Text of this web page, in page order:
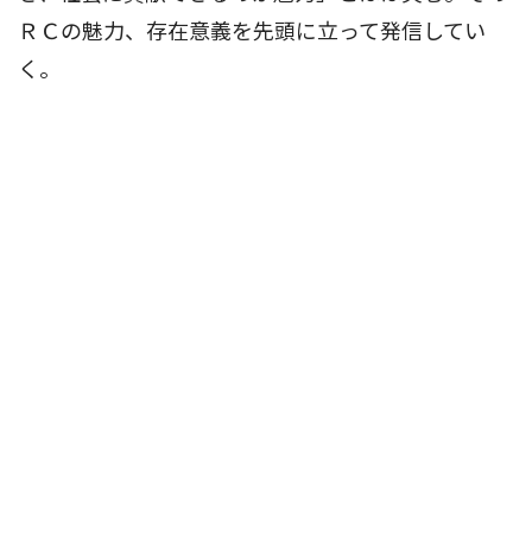
ＲＣの魅力、存在意義を先頭に立って発信してい
く。